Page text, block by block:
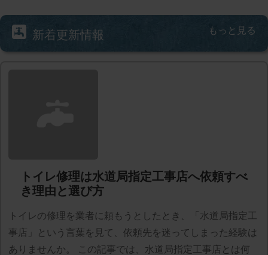
新着更新情報 もっと見る
トイレ修理は水道局指定工事店へ依頼すべ
き理由と選び方
トイレの修理を業者に頼もうとしたとき、「水道局指定工
事店」という言葉を見て、依頼先を迷ってしまった経験は
ありませんか。 この記事では、水道局指定工事店とは何